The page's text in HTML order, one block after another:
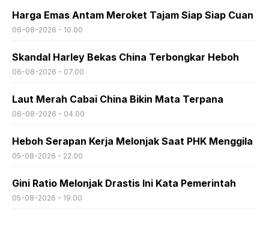
Harga Emas Antam Meroket Tajam Siap Siap Cuan
06-08-2026 - 10.00
Skandal Harley Bekas China Terbongkar Heboh
06-08-2026 - 07.00
Laut Merah Cabai China Bikin Mata Terpana
06-08-2026 - 04.00
Heboh Serapan Kerja Melonjak Saat PHK Menggila
05-08-2026 - 22.00
Gini Ratio Melonjak Drastis Ini Kata Pemerintah
05-08-2026 - 19.00